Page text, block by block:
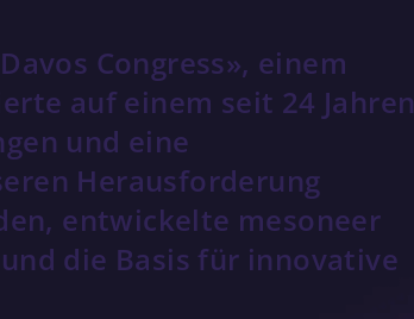
Congress», einem
auf einem seit 24 Jahren
und eine
Herausforderung
entwickelte mesoneer
die Basis für innovative